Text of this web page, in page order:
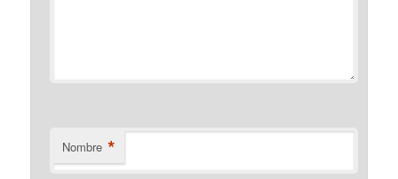
Nombre *